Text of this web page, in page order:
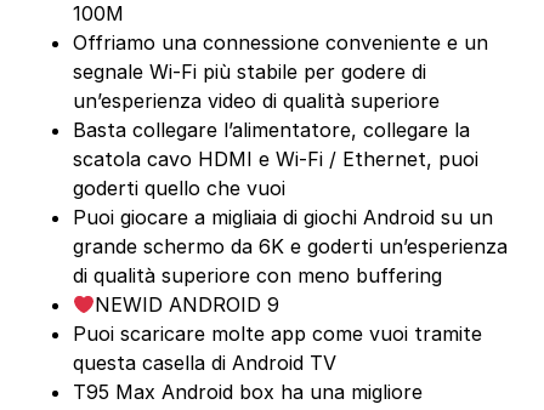
100M
Offriamo una connessione conveniente e un
segnale Wi-Fi più stabile per godere di
un’esperienza video di qualità superiore
Basta collegare l’alimentatore, collegare la
scatola cavo HDMI e Wi-Fi / Ethernet, puoi
goderti quello che vuoi
Puoi giocare a migliaia di giochi Android su un
grande schermo da 6K e goderti un’esperienza
di qualità superiore con meno buffering
NEWID ANDROID 9
Puoi scaricare molte app come vuoi tramite
questa casella di Android TV
T95 Max Android box ha una migliore